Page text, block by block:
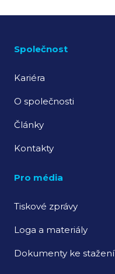
Společnost
Kariéra
O společnosti
Články
Kontakty
Pro média
Tiskové zprávy
Loga a materiály
Dokumenty ke stažení